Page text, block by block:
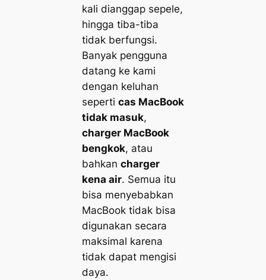
kali dianggap sepele,
hingga tiba-tiba
tidak berfungsi.
Banyak pengguna
datang ke kami
dengan keluhan
seperti cas MacBook
tidak masuk,
charger MacBook
bengkok, atau
bahkan charger
kena air. Semua itu
bisa menyebabkan
MacBook tidak bisa
digunakan secara
maksimal karena
tidak dapat mengisi
daya.